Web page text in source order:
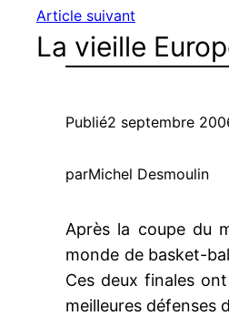
Article suivant
La vieille
Publié2 septembre
parMichel Desmoulin
Après la coupe du
monde de basket-
Ces deux finales
meilleures défenses